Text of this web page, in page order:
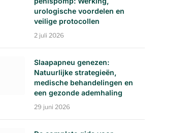
urologische voordelen en
veilige protocollen
2 juli 2026
Slaapapneu genezen:
Natuurlijke strategieën,
medische behandelingen en
een gezonde ademhaling
29 juni 2026